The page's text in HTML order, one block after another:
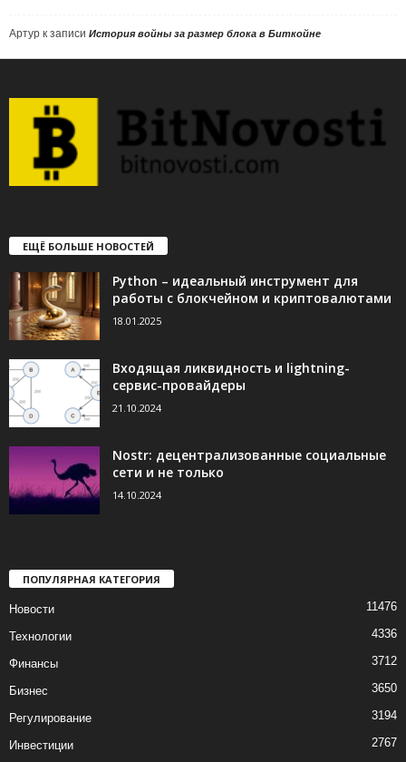
Артур к записи История войны за размер блока в Биткойне
ЕЩЁ БОЛЬШЕ НОВОСТЕЙ
Python – идеальный инструмент для
работы с блокчейном и криптовалютами
18.01.2025
Входящая ликвидность и lightning-
сервис-провайдеры
21.10.2024
Nostr: децентрализованные социальные
сети и не только
14.10.2024
ПОПУЛЯРНАЯ КАТЕГОРИЯ
Новости 11476
Технологии 4336
Финансы 3712
Бизнес 3650
Регулирование 3194
Инвестиции 2767